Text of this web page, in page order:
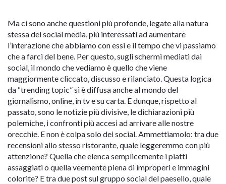
Ma ci sono anche questioni più profonde, legate alla natura
stessa dei social media, più interessati ad aumentare
l’interazione che abbiamo con essi e il tempo che vi passiamo
che a farci del bene. Per questo, sugli schermi mediati dai
social, il mondo che vediamo è quello che viene
maggiormente cliccato, discusso e rilanciato. Questa logica
da “trending topic” si è diffusa anche al mondo del
giornalismo, online, in tv e su carta. E dunque, rispetto al
passato, sono le notizie più divisive, le dichiarazioni più
polemiche, i confronti più accesi ad arrivare alle nostre
orecchie. E non è colpa solo dei social. Ammettiamolo: tra due
recensioni allo stesso ristorante, quale leggeremmo con più
attenzione? Quella che elenca semplicemente i piatti
assaggiati o quella veemente piena di improperi e immagini
colorite? E tra due post sul gruppo social del paesello, quale